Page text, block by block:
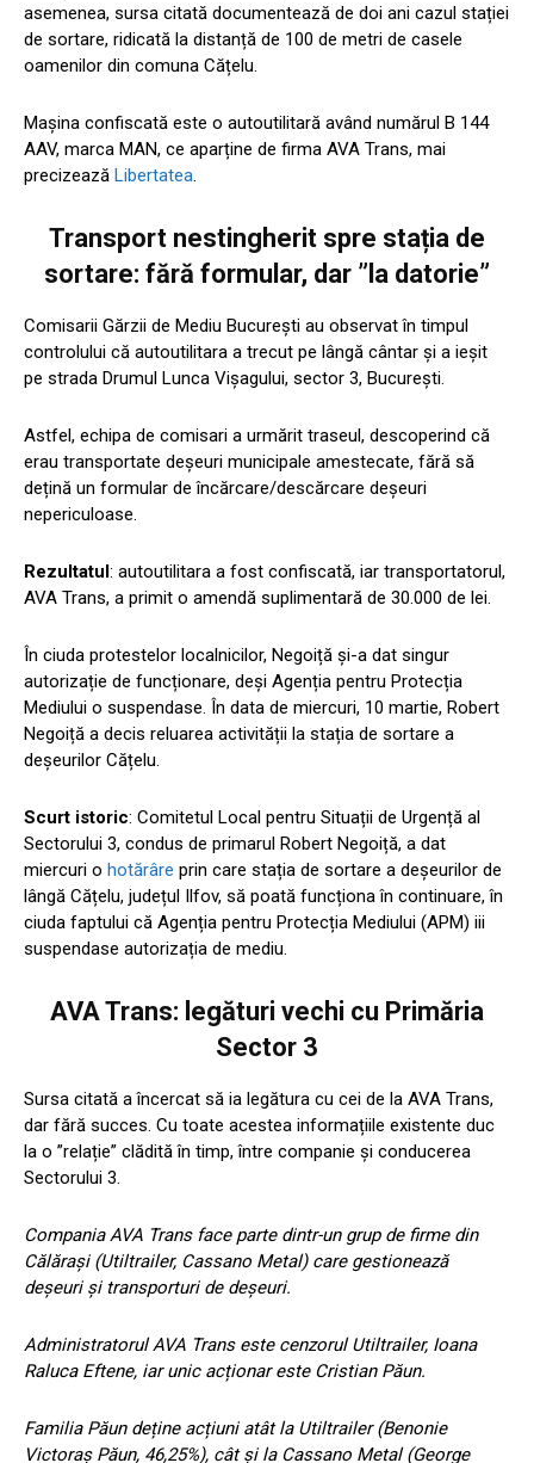
asemenea, sursa citată documentează de doi ani cazul stației
de sortare, ridicată la distanță de 100 de metri de casele
oamenilor din comuna Cățelu.
Mașina confiscată este o autoutilitară având numărul B 144
AAV, marca MAN, ce aparține de firma AVA Trans, mai
precizează Libertatea.
Transport nestingherit spre stația de
sortare: fără formular, dar ”la datorie”
Comisarii Gărzii de Mediu București au observat în timpul
controlului că autoutilitara a trecut pe lângă cântar și a ieșit
pe strada Drumul Lunca Vișagului, sector 3, București.
Astfel, echipa de comisari a urmărit traseul, descoperind că
erau transportate deșeuri municipale amestecate, fără să
dețină un formular de încărcare/descărcare deșeuri
nepericuloase.
Rezultatul: autoutilitara a fost confiscată, iar transportatorul,
AVA Trans, a primit o amendă suplimentară de 30.000 de lei.
În ciuda protestelor localnicilor, Negoiță și-a dat singur
autorizație de funcționare, deși Agenția pentru Protecția
Mediului o suspendase. În data de miercuri, 10 martie, Robert
Negoiță a decis reluarea activității la stația de sortare a
deșeurilor Cățelu.
Scurt istoric: Comitetul Local pentru Situații de Urgență al
Sectorului 3, condus de primarul Robert Negoiță, a dat
miercuri o hotărâre prin care stația de sortare a deșeurilor de
lângă Cățelu, județul Ilfov, să poată funcționa în continuare, în
ciuda faptului că Agenția pentru Protecția Mediului (APM) iii
suspendase autorizația de mediu.
AVA Trans: legături vechi cu Primăria
Sector 3
Sursa citată a încercat să ia legătura cu cei de la AVA Trans,
dar fără succes. Cu toate acestea informațiile existente duc
la o ”relație” clădită în timp, între companie și conducerea
Sectorului 3.
Compania AVA Trans face parte dintr-un grup de firme din
Călărași (Utiltrailer, Cassano Metal) care gestionează
deșeuri și transporturi de deșeuri.
Administratorul AVA Trans este cenzorul Utiltrailer, Ioana
Raluca Eftene, iar unic acționar este Cristian Păun.
Familia Păun deține acțiuni atât la Utiltrailer (Benonie
Victoraș Păun, 46,25%), cât și la Cassano Metal (George